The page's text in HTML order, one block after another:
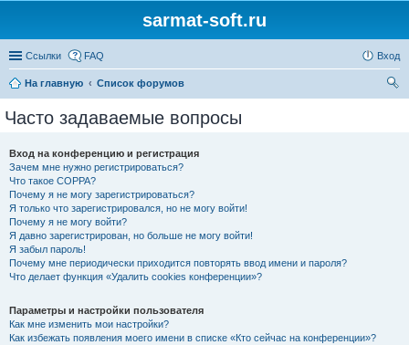
sarmat-soft.ru
Ссылки FAQ Вход
На главную
Список форумов
Часто задаваемые вопросы
Вход на конференцию и регистрация
Зачем мне нужно регистрироваться?
Что такое COPPA?
Почему я не могу зарегистрироваться?
Я только что зарегистрировался, но не могу войти!
Почему я не могу войти?
Я давно зарегистрирован, но больше не могу войти!
Я забыл пароль!
Почему мне периодически приходится повторять ввод имени и пароля?
Что делает функция «Удалить cookies конференции»?
Параметры и настройки пользователя
Как мне изменить мои настройки?
Как избежать появления моего имени в списке «Кто сейчас на конференции»?